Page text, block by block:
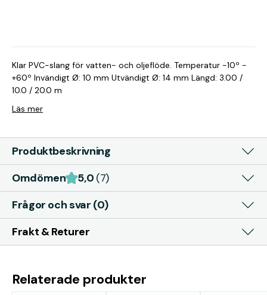
Klar PVC-slang för vatten- och oljeflöde. Temperatur -10º -
+60º Invändigt Ø: 10 mm Utvändigt Ø: 14 mm Längd: 3.00 /
10.0 / 20.0 m
Läs mer
Produktbeskrivning
Omdömen
5,0 (7)
Frågor och svar (0)
Frakt & Returer
Relaterade produkter